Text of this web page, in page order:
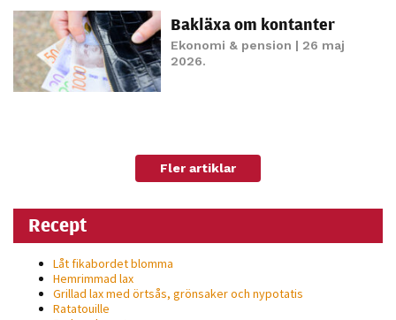
Bakläxa om kontanter
Ekonomi & pension | 26 maj
2026.
Fler artiklar
Recept
Låt fikabordet blomma
Hemrimmad lax
Grillad lax med örtsås, grönsaker och nypotatis
Ratatouille